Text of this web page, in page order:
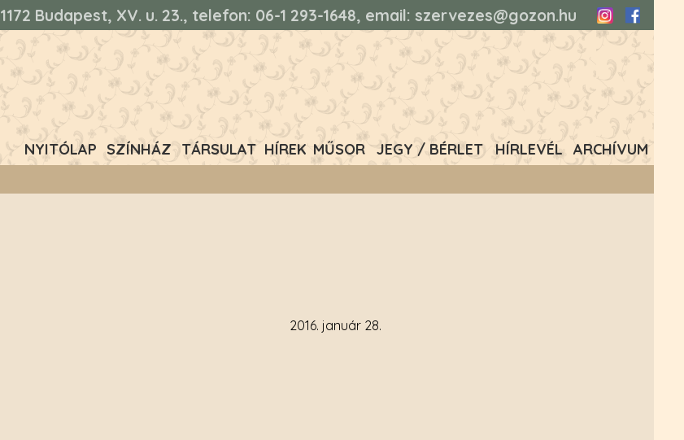
1172 Budapest, XV. u. 23., telefon: 06-1 293-1648, email: szervezes@gozon.hu InstagramFacebook
NYITÓLAP SZÍNHÁZ TÁRSULAT HÍREK MŰSOR JEGY / BÉRLET HÍRLEVÉL ARCHÍVUM
2016. január 28.